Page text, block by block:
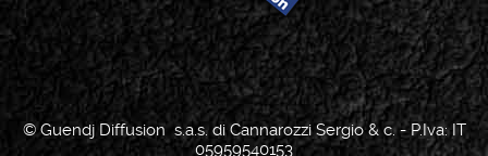
© Guendj Diffusion s.a.s. di Cannarozzi Sergio & c. - P.Iva: IT
05959540153